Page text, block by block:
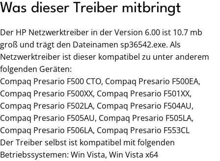
Was dieser Treiber mitbringt
Der HP Netzwerktreiber in der Version 6.00 ist 10.7 mb
groß und trägt den Dateinamen sp36542.exe. Als
Netzwerktreiber ist dieser kompatibel zu unter anderem
folgenden Geräten:
Compaq Presario F500 CTO, Compaq Presario F500EA,
Compaq Presario F500XX, Compaq Presario F501XX,
Compaq Presario F502LA, Compaq Presario F504AU,
Compaq Presario F505AU, Compaq Presario F505LA,
Compaq Presario F506LA, Compaq Presario F553CL
Der Treiber selbst ist kompatibel mit folgenden
Betriebssystemen: Win Vista, Win Vista x64